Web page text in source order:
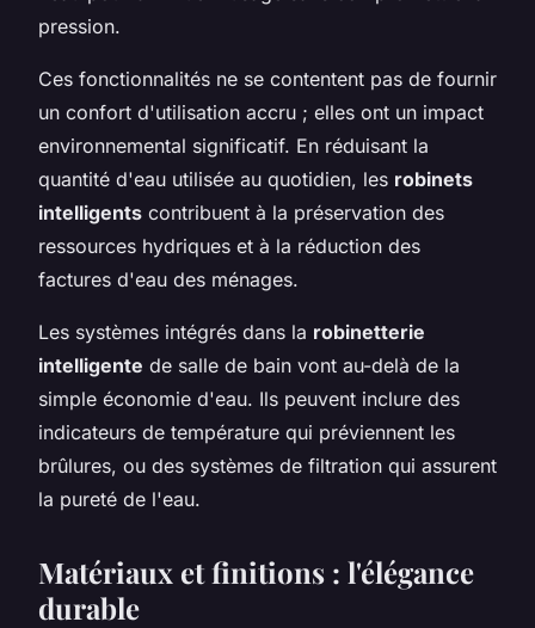
pression.
Ces fonctionnalités ne se contentent pas de fournir
un confort d'utilisation accru ; elles ont un impact
environnemental significatif. En réduisant la
quantité d'eau utilisée au quotidien, les robinets
intelligents contribuent à la préservation des
ressources hydriques et à la réduction des
factures d'eau des ménages.
Les systèmes intégrés dans la robinetterie
intelligente de salle de bain vont au-delà de la
simple économie d'eau. Ils peuvent inclure des
indicateurs de température qui préviennent les
brûlures, ou des systèmes de filtration qui assurent
la pureté de l'eau.
Matériaux et finitions : l'élégance
durable